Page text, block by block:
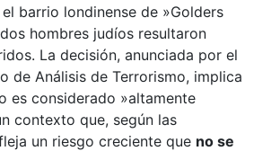
barrio londinense de »Golders
hombres judíos resultaron
La decisión, anunciada por el
de Análisis de Terrorismo, implica
es considerado »altamente
contexto que, según las
un riesgo creciente que no se